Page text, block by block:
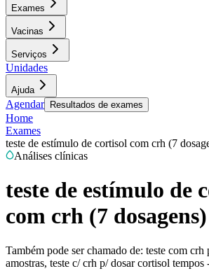
Exames
Vacinas
Serviços
Unidades
Ajuda
Agendar Resultados de exames
Home
Exames
teste de estímulo de cortisol com crh (7
Análises clínicas
teste de estímulo de
com crh (7 dosagens)
Também pode ser chamado de: teste com crh
amostras, teste c/ crh p/ dosar cortisol